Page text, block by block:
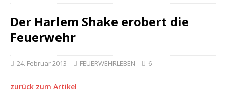
Der Harlem Shake erobert die
Feuerwehr
24. Februar 2013 FEUERWEHRLEBEN 6
zurück zum Artikel